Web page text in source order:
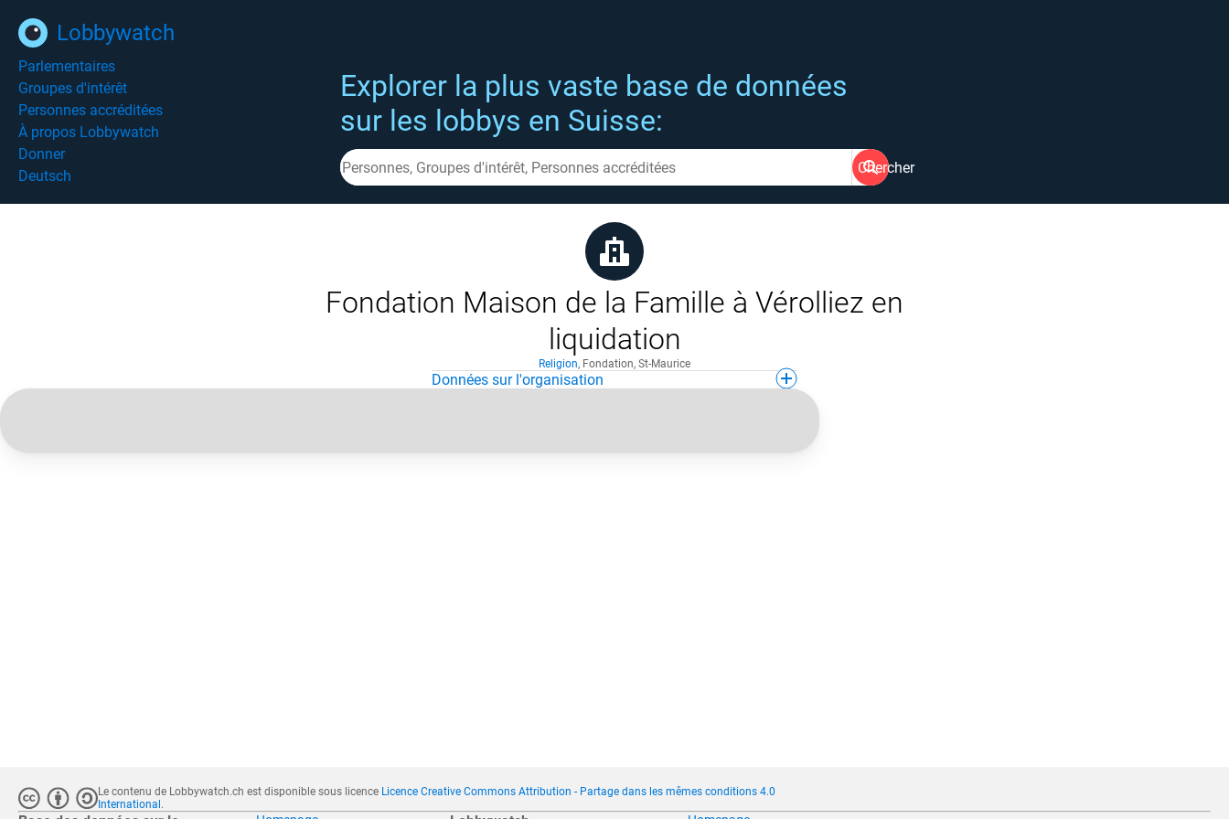
Lobbywatch
Parlementaires
Groupes d'intérêt
Personnes accréditées
À propos Lobbywatch
Donner
Deutsch
Explorer la plus vaste base de données
sur les lobbys en Suisse:
Chercher
Fondation Maison de la Famille à Vérolliez en
liquidation
Religion, Fondation, St-Maurice
Données sur l'organisation
Le contenu de Lobbywatch.ch est disponible sous licence Licence Creative Commons Attribution - Partage dans les mêmes conditions 4.0
International .